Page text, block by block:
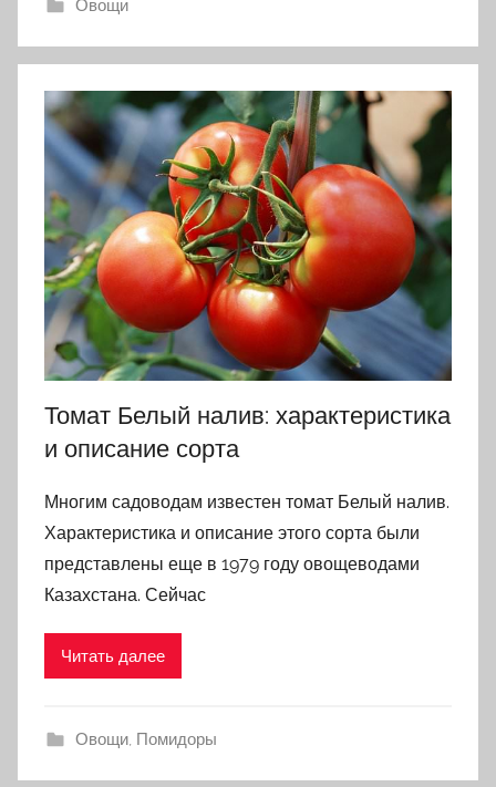
Овощи
Томат Белый налив: характеристика
и описание сорта
Многим садоводам известен томат Белый налив.
Характеристика и описание этого сорта были
представлены еще в 1979 году овощеводами
Казахстана. Сейчас
Читать далее
Овощи, Помидоры